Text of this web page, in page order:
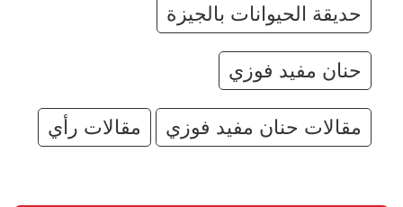
حديقة الحيوانات بالجيزة
حنان مفيد فوزي
مقالات حنان مفيد فوزي مقالات رأي